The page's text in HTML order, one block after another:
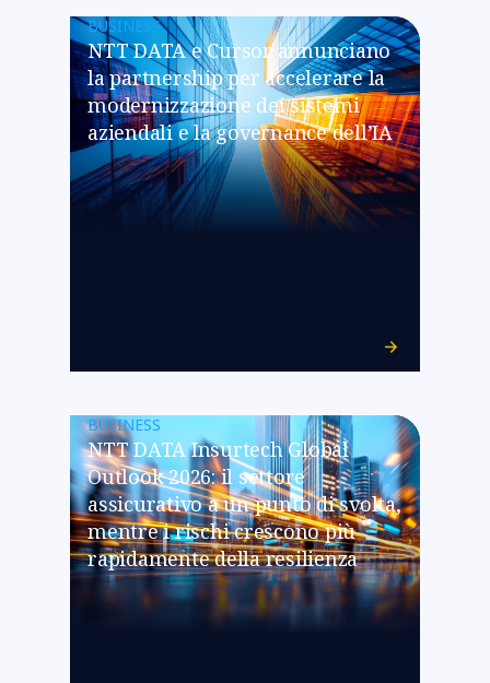
BUSINESS
NTT DATA e Cursor annunciano
la partnership per accelerare la
modernizzazione dei sistemi
aziendali e la governance dell’IA
BUSINESS
NTT DATA Insurtech Global
Outlook 2026: il settore
assicurativo a un punto di svolta,
mentre i rischi crescono più
rapidamente della resilienza